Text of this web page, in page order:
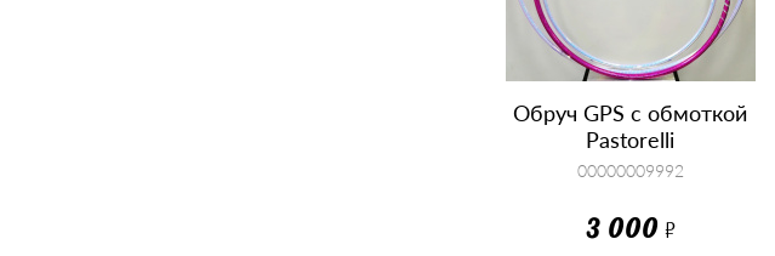
Обруч GPS с обмоткой
Pastorelli
00000009992
3 000Р